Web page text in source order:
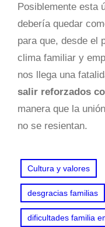
Posiblemente esta
debería quedar
para que, desde el
clima familiar y
nos llega una
salir reforzados
manera que la
no se resientan.
Cultura y valores
desgracias familias
dificultades familia